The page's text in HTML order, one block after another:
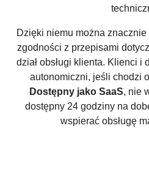
Dzięki niemu można
zgodności z przepisami
dział obsługi klienta. Klienci i
autonomiczni, jeśli chodzi
Dostępny jako SaaS, nie
dostępny 24 godziny na
wspierać obsługę